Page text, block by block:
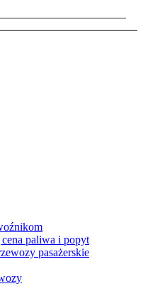
paliwa i popyt
pasażerskie